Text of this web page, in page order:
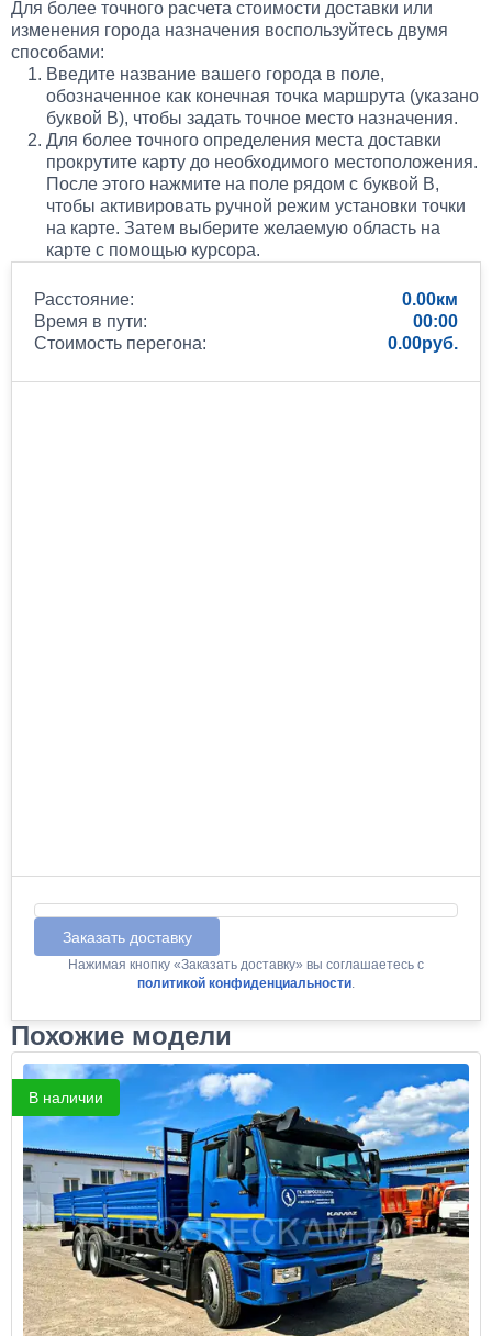
Для более точного расчета стоимости доставки или
изменения города назначения воспользуйтесь двумя
способами:
Введите название вашего города в поле,
обозначенное как конечная точка маршрута (указано
буквой B), чтобы задать точное место назначения.
Для более точного определения места доставки
прокрутите карту до необходимого местоположения.
После этого нажмите на поле рядом с буквой B,
чтобы активировать ручной режим установки точки
на карте. Затем выберите желаемую область на
карте с помощью курсора.
Расстояние:
0.00
Время в пути:
00:00
Стоимость перегона:
0.00
Заказать доставку
Нажимая кнопку «Заказать доставку» вы соглашаетесь с
политикой конфиденциальности.
Похожие модели
В наличии